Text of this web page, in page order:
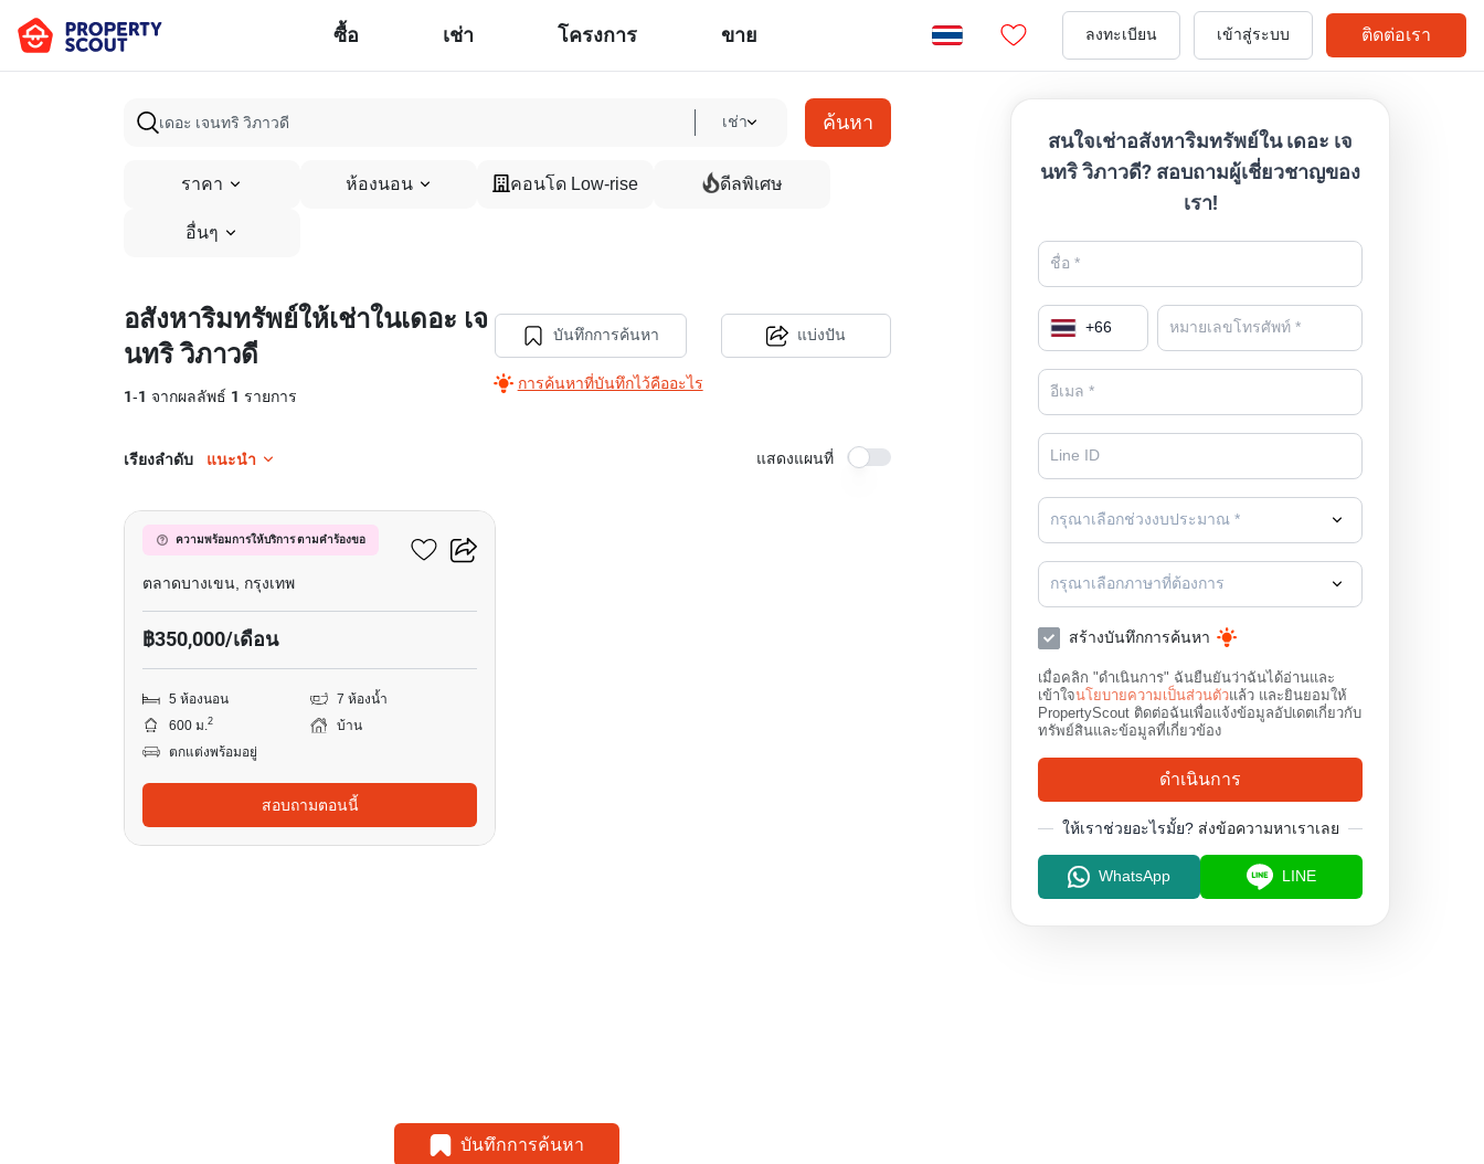
ซื้อ เช่า โครงการ ขาย ลงทะเบียน เข้าสู่ระบบ ติดต่อเรา
เช่า ค้นหา
ราคา ห้องนอน คอนโด Low-rise ดีลพิเศษ
อื่นๆ
อสังหาริมทรัพย์ให้เช่าในเดอะ เจ
นทริ วิภาวดี
1-1 จากผลลัพธ์ 1 รายการ
บันทึกการค้นหา
การค้นหาที่บันทึกไว้คืออะไร
แบ่งปัน
เรียงลำดับ แนะนำ แสดงแผนที่
ความพร้อมการให้บริการ ตามคำร้องขอ
เดอะ เจนทริ วิภาวดี
ตลาดบางเขน, กรุงเทพ
฿350,000/เดือน
5 ห้องนอน
7 ห้องน้ำ
600 ม.2
บ้าน
ตกแต่งพร้อมอยู่
สอบถามตอนนี้
บันทึกการค้นหา
สนใจเช่าอสังหาริมทรัพย์ใน เดอะ เจ
นทริ วิภาวดี? สอบถามผู้เชี่ยวชาญของ
เรา!
+66
กรุณาเลือกช่วงงบประมาณ *
กรุณาเลือกภาษาที่ต้องการ
สร้างบันทึกการค้นหา
เมื่อคลิก "ดำเนินการ" ฉันยืนยันว่าฉันได้อ่านและ
เข้าใจนโยบายความเป็นส่วนตัวแล้ว และยินยอมให้
PropertyScout ติดต่อฉันเพื่อแจ้งข้อมูลอัปเดตเกี่ยวกับ
ทรัพย์สินและข้อมูลที่เกี่ยวข้อง
ดำเนินการ
ให้เราช่วยอะไรมั้ย? ส่งข้อความหาเราเลย
WhatsApp LINE